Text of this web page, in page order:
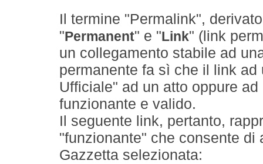
Il termine "Permalink",
" Permanent" e " Link" (link
un collegamento stabile ad
permanente fa sì che il link
Ufficiale" ad un atto oppure
funzionante e valido.
Il seguente link, pertanto,
"funzionante" che consente
Gazzetta selezionata: